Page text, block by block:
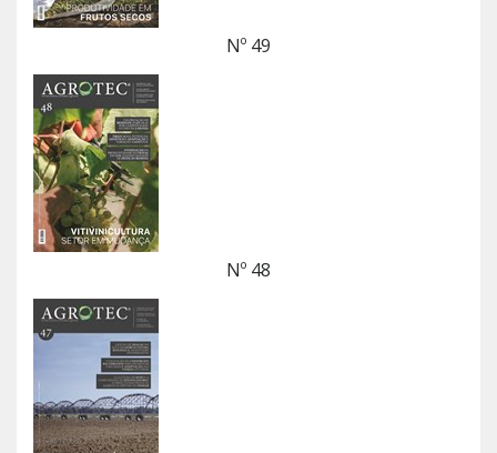
Nº 49
Nº 48